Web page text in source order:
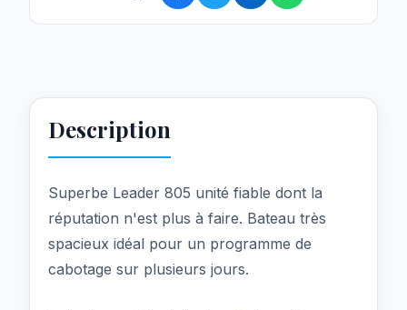
Description
Superbe Leader 805 unité fiable dont la
réputation n'est plus à faire. Bateau très
spacieux idéal pour un programme de
cabotage sur plusieurs jours.